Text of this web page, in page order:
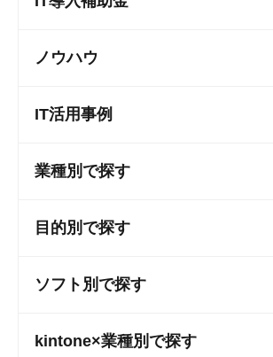
ノウハウ
IT活用事例
業種別で探す
目的別で探す
ソフト別で探す
kintone×業種別で探す